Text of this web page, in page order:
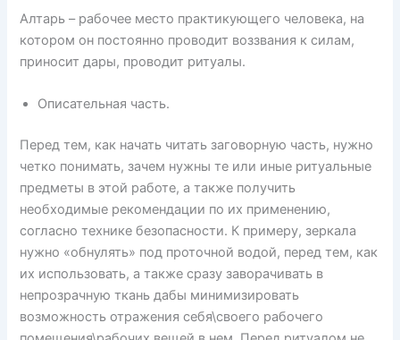
Алтарь – рабочее место практикующего человека, на
котором он постоянно проводит воззвания к силам,
приносит дары, проводит ритуалы.
Описательная часть.
Перед тем, как начать читать заговорную часть, нужно
четко понимать, зачем нужны те или иные ритуальные
предметы в этой работе, а также получить
необходимые рекомендации по их применению,
согласно технике безопасности. К примеру, зеркала
нужно «обнулять» под проточной водой, перед тем, как
их использовать, а также сразу заворачивать в
непрозрачную ткань дабы минимизировать
возможность отражения себя\своего рабочего